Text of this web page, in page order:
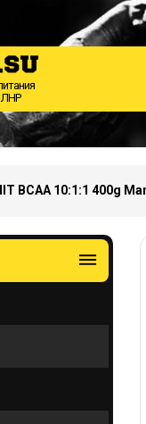
ЛНР
BCAA 10:1:1 400g
dehaze